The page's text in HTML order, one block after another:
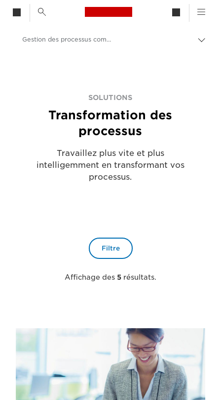
Canon Logo, back to
Solutions professionnelles
Gestion des processus commerciaux et transformation numérique
SOLUTIONS
Transformation des
processus
Travaillez plus vite et plus
intelligemment en transformant vos
processus.
Filtre
Affichage des 5 résultats.